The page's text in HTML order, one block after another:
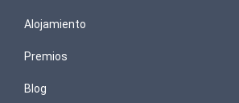
Alojamiento
Premios
Blog